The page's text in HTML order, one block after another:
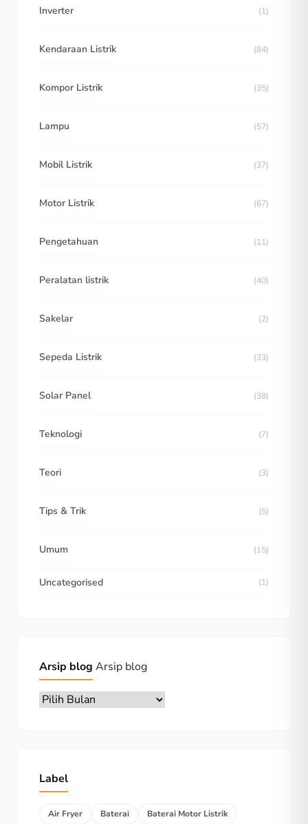
Inverter (1)
Kendaraan Listrik (84)
Kompor Listrik (35)
Lampu (57)
Mobil Listrik (37)
Motor Listrik (67)
Pengetahuan (11)
Peralatan listrik (40)
Sakelar (2)
Sepeda Listrik (33)
Solar Panel (38)
Teknologi (7)
Teori (3)
Tips & Trik (5)
Umum (15)
Uncategorised (1)
Arsip blog Arsip blog
Label
Air Fryer Baterai
Baterai Motor Listrik